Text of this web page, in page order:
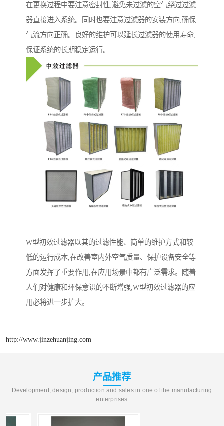
在更换过程中要注意密封性,避免未过滤的空气绕过过滤
器直接进入系统。同时也要注意过滤器的安装方向,确保
气流方向正确。良好的维护可以延长过滤器的使用寿命,
保证系统的长期稳定运行。
W型初效过滤器以其的过滤性能、简单的维护方式和较
低的运行成本,在改善室内外空气质量、保护设备安全等
方面发挥了重要作用,在应用场景中都有广泛需求。随着
人们对健康和环保意识的不断增强,W型初效过滤器的应
用必将进一步扩大。
http://www.jinzehuanjing.com
产品推荐
Development, design, production and sales in one of the manufacturing
enterprises